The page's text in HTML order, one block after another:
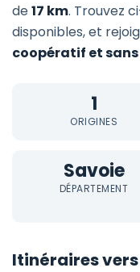
de17 km. Trouvez
disponibles, et
coopératif et
1
ORIGINES
Savoie
DÉPARTEMENT
Itinéraires